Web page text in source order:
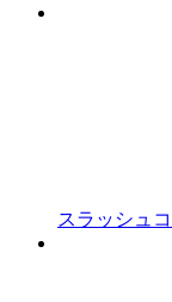
スラッシュ